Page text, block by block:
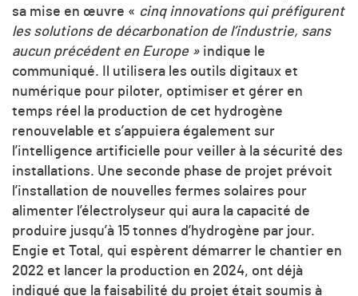
sa mise en œuvre « cinq innovations qui préfigurent
les solutions de décarbonation de l’industrie, sans
aucun précédent en Europe » indique le
communiqué. Il utilisera les outils digitaux et
numérique pour piloter, optimiser et gérer en
temps réel la production de cet hydrogène
renouvelable et s’appuiera également sur
l’intelligence artificielle pour veiller à la sécurité des
installations. Une seconde phase de projet prévoit
l’installation de nouvelles fermes solaires pour
alimenter l’électrolyseur qui aura la capacité de
produire jusqu’à 15 tonnes d’hydrogène par jour.
Engie et Total, qui espèrent démarrer le chantier en
2022 et lancer la production en 2024, ont déjà
indiqué que la faisabilité du projet était soumis à